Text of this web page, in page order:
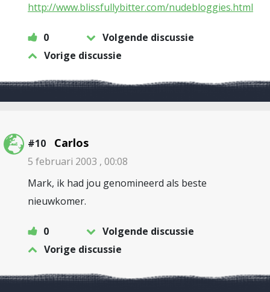
http://www.blissfullybitter.com/nudebloggies.html
0
Volgende discussie
Vorige discussie
#10 Carlos
5 februari 2003 , 00:08
Mark, ik had jou genomineerd als beste
nieuwkomer.
0
Volgende discussie
Vorige discussie